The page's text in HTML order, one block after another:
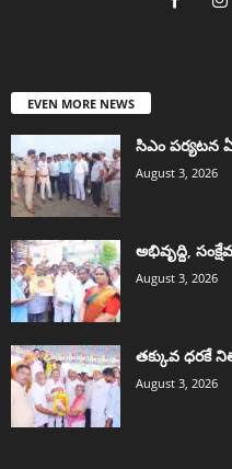
EVEN MORE NEWS
సిఎం పర్యటన
August 3, 2026
అభివృద్ది,
August 3, 2026
తక్కువ ధరకే
August 3, 2026